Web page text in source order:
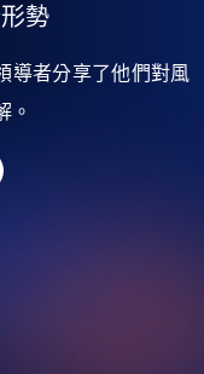
勢
導者分享了他們對風
。